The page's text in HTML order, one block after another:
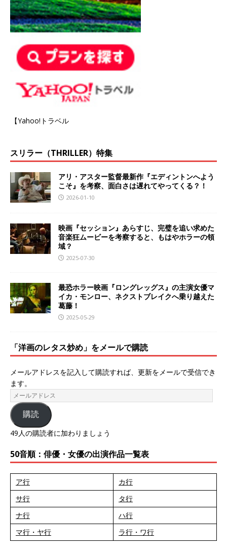
【Yahoo!トラベル
スリラー（THRILLER）特集
アリ・アスター監督最新作『エディントンへよう
こそ』を考察、面白さは遅れてやってくる？！
2026-01-10
映画『セッション』あらすじ、完璧を追い求めた
音楽狂ムービーを考察すると、もはやホラーの領
域？
2025-07-30
最恐ホラー映画『ロングレッグス』の主演女優マ
イカ・モンロー、ネクストブレイクへ乗り越えた
葛藤！
2025-05-29
「洋画のレタス炒め」をメールで購読
メールアドレスを記入して購読すれば、更新をメールで受信でき
ます。
購読
49人の購読者に加わりましょう
50音順：俳優・女優の出演作品一覧表
ア行
カ行
サ行
タ行
ナ行
ハ行
マ行・ヤ行
ラ行・ワ行